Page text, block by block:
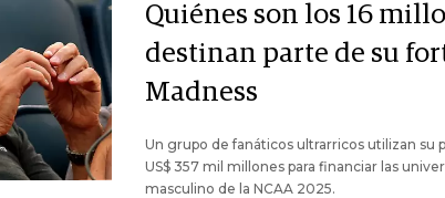
Quiénes son los 16
destinan parte de su
Madness
Un grupo de fanáticos ultrarricos utilizan
US$ 357 mil millones para financiar las
masculino de la NCAA 2025.